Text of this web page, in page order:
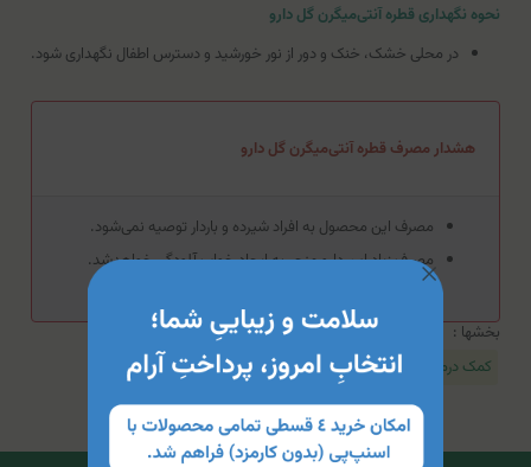
نحوه نگهداری قطره آنتی‌میگرن گل دارو
در محلی خشک، خنک و دور از نور خورشید و دسترس اطفال نگهداری شود.
هشدار مصرف قطره آنتی‌میگرن گل دارو
مصرف این محصول به افراد شیرده و باردار توصیه نمی‌شود.
مصرف زیاد این دارو منجر به ایجاد خواب آلودگی خواهدشد.
بخشها :
کمک درمانی